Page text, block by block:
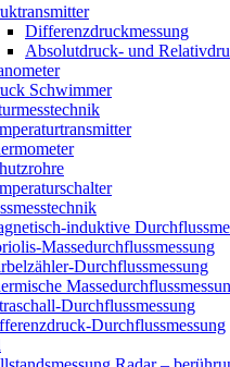
Differenzdruckmessung
Absolutdruck- und
Schwimmer
induktive
Massedurchflussmessung
Durchflussmessung
Durchflussmessung
Durchflussmessung